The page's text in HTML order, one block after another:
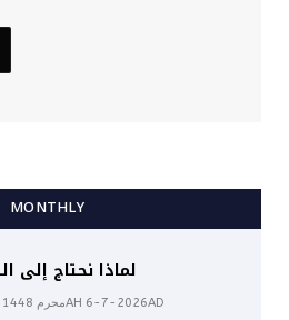
MONTHLY
لماذا نحتاج إلى
MON 21 محرم 1448AH 6-7-2026AD